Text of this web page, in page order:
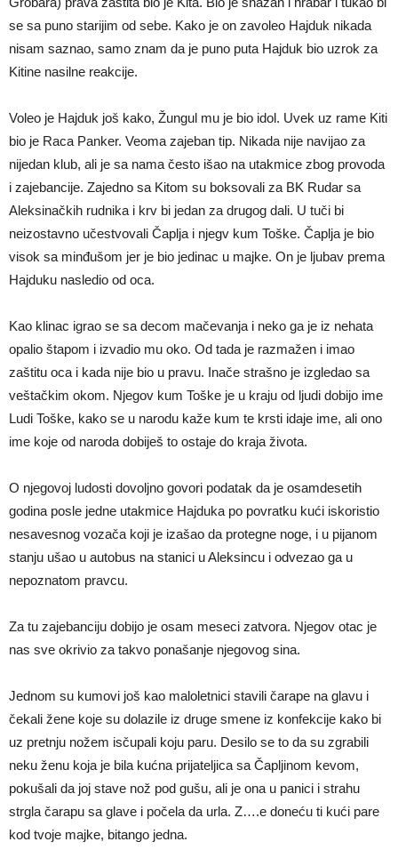
se sa puno starijim od sebe. Kako je on zavoleo Hajduk nikada
nisam saznao, samo znam da je puno puta Hajduk bio uzrok za
Kitine nasilne reakcije.
Voleo je Hajduk još kako, Žungul mu je bio idol. Uvek uz rame Kiti
bio je Raca Panker. Veoma zajeban tip. Nikada nije navijao za
nijedan klub, ali je sa nama često išao na utakmice zbog provoda
i zajebancije. Zajedno sa Kitom su boksovali za BK Rudar sa
Aleksinačkih rudnika i krv bi jedan za drugog dali. U tuči bi
neizostavno učestvovali Čaplja i njegv kum Toške. Čaplja je bio
visok sa minđušom jer je bio jedinac u majke. On je ljubav prema
Hajduku nasledio od oca.
Kao klinac igrao se sa decom mačevanja i neko ga je iz nehata
opalio štapom i izvadio mu oko. Od tada je razmažen i imao
zaštitu oca i kada nije bio u pravu. Inače strašno je izgledao sa
veštačkim okom. Njegov kum Toške je u kraju od ljudi dobijo ime
Ludi Toške, kako se u narodu kaže kum te krsti idaje ime, ali ono
ime koje od naroda dobiješ to ostaje do kraja života.
O njegovoj ludosti dovoljno govori podatak da je osamdesetih
godina posle jedne utakmice Hajduka po povratku kući iskoristio
nesavesnog vozača koji je izašao da protegne noge, i u pijanom
stanju ušao u autobus na stanici u Aleksincu i odvezao ga u
nepoznatom pravcu.
Za tu zajebanciju dobijo je osam meseci zatvora. Njegov otac je
nas sve okrivio za takvo ponašanje njegovog sina.
Jednom su kumovi još kao maloletnici stavili čarape na glavu i
čekali žene koje su dolazile iz druge smene iz konfekcije kako bi
uz pretnju nožem isčupali koju paru. Desilo se to da su zgrabili
neku ženu koja je bila kućna prijateljica sa Čapljinom kevom,
pokušali da joj stave nož pod gušu, ali je ona u panici i strahu
strgla čarapu sa glave i počela da urla. Z….e doneću ti kući pare
kod tvoje majke, bitango jedna.